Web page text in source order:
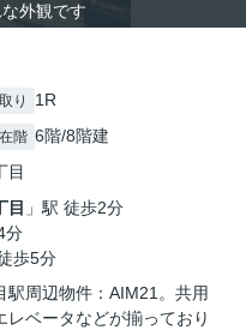
な外観です
り 1R
階 6階/8階建
目
目 」駅 徒歩2分
分
歩5分
周辺物件：AIM21。共用
ベータなどが揃っており